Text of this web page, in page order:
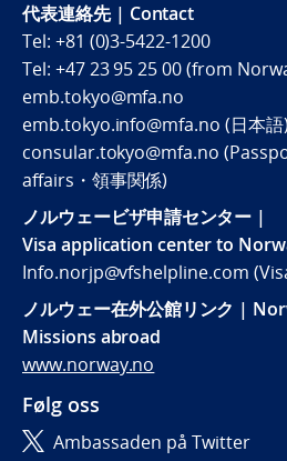
代表連絡先 | Contact
Tel: +81 (0)3-5422-1200
Tel: +47 23 95 25 00 (from
emb.tokyo@mfa.no
emb.tokyo.info@mfa.no (日本語)
consular.tokyo@mfa.no
affairs・領事関係)
ノルウェービザ申請センター |
Visa application center to
Info.norjp@vfshelpline.com
ノルウェー在外公館リンク |
Missions abroad
www.norway.no
Følg oss
Ambassaden på Twitter